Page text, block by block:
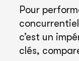
Pour
c’est un
clés,